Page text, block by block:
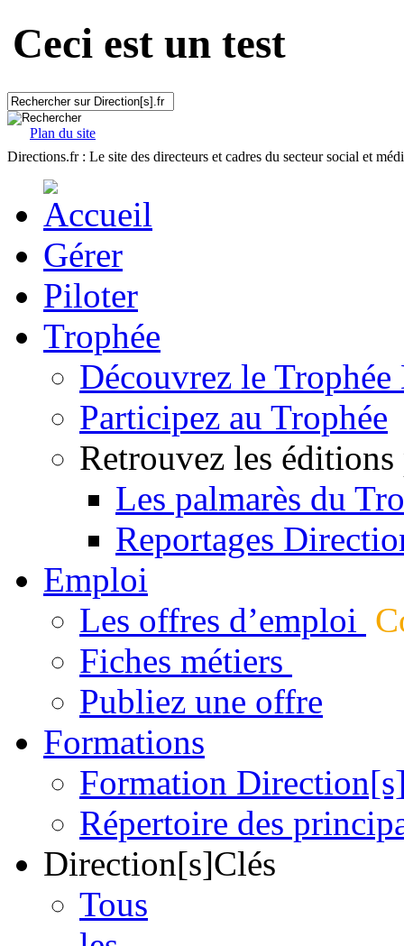
Ceci est un test
Plan du site
Directions.fr : Le site des directeurs et cadres du secteur social et
Gérer
Piloter
Trophée
Découvrez le
Participez au Trophée
Retrouvez les éditions
Les palmarès du
Reportages
Emploi
Les offres d’emploi
Fiches métiers
Publiez une offre
Formations
Formation
Répertoire des
Direction[s]Clés
Tous